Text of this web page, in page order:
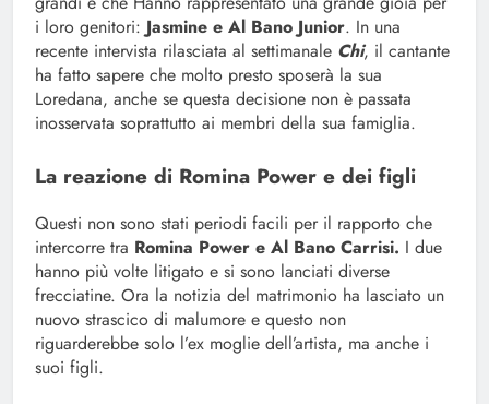
i loro genitori: Jasmine e Al Bano Junior. In una
recente intervista rilasciata al settimanale Chi, il cantante
ha fatto sapere che molto presto sposerà la sua
Loredana, anche se questa decisione non è passata
inosservata soprattutto ai membri della sua famiglia.
La reazione di Romina Power e dei figli
Questi non sono stati periodi facili per il rapporto che
intercorre tra Romina Power e Al Bano Carrisi. I due
hanno più volte litigato e si sono lanciati diverse
frecciatine. Ora la notizia del matrimonio ha lasciato un
nuovo strascico di malumore e questo non
riguarderebbe solo l’ex moglie dell’artista, ma anche i
suoi figli.